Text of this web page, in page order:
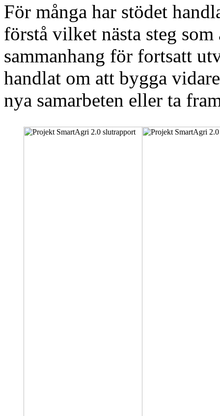
För många har stödet
förstå vilket nästa steg
sammanhang för fortsatt
handlat om att bygga
nya samarbeten eller ta